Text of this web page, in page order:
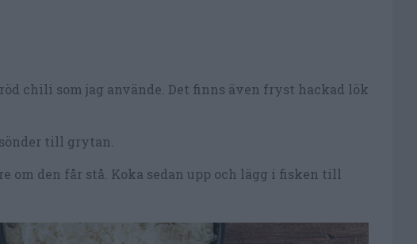
chili som jag använde. Det finns även fryst hackad lök
till grytan.
om den får stå. Koka sedan upp och lägg i fisken till